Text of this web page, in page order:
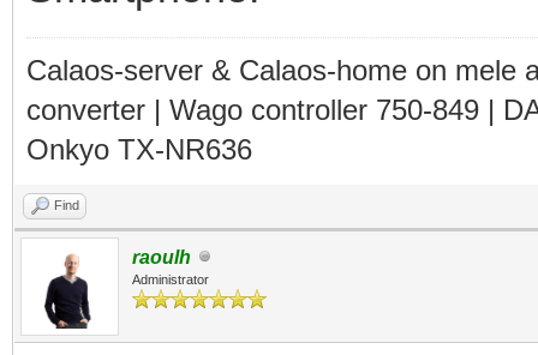
Calaos-server & Calaos-home on mele
converter | Wago controller 750-849 |
Onkyo TX-NR636
Find
raoulh
Administrator